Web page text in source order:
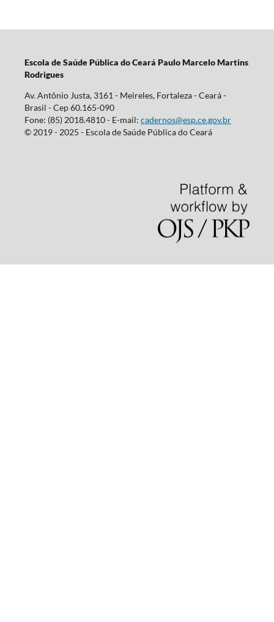
Escola de Saúde Pública do Ceará Paulo Marcelo Martins
Rodrigues
Av. Antônio Justa, 3161 - Meireles, Fortaleza - Ceará -
Brasil - Cep 60.165-090
Fone: (85) 2018.4810 - E-mail: cadernos@esp.ce.gov.br
© 2019 - 2025 - Escola de Saúde Pública do Ceará